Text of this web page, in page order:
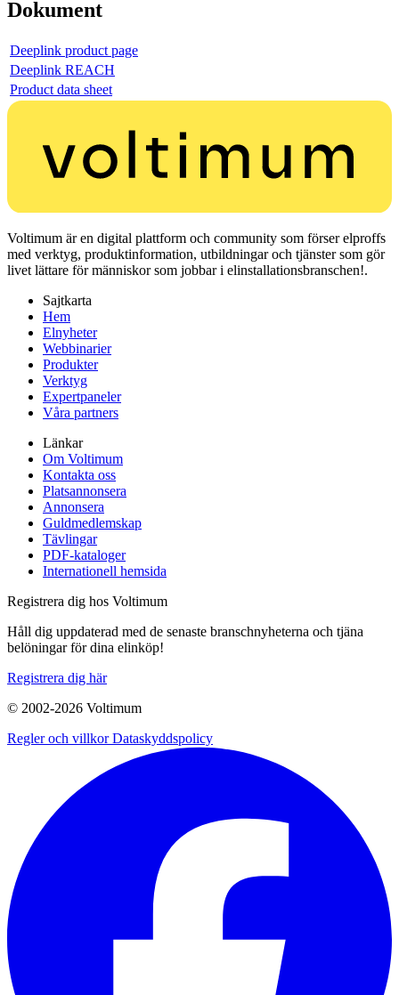
Dokument
Deeplink product page
Deeplink REACH
Product data sheet
Voltimum är en digital plattform och community som förser elproffs
med verktyg, produktinformation, utbildningar och tjänster som gör
livet lättare för människor som jobbar i elinstallationsbranschen!.
Sajtkarta
Hem
Elnyheter
Webbinarier
Produkter
Verktyg
Expertpaneler
Våra partners
Länkar
Om Voltimum
Kontakta oss
Platsannonsera
Annonsera
Guldmedlemskap
Tävlingar
PDF-kataloger
Internationell hemsida
Registrera dig hos Voltimum
Håll dig uppdaterad med de senaste branschnyheterna och tjäna
belöningar för dina elinköp!
Registrera dig här
© 2002-2026 Voltimum
Regler och villkorDataskyddspolicy